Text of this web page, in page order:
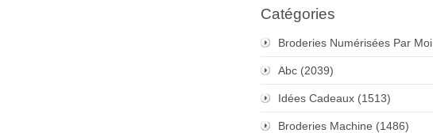
Catégories
Broderies Numérisées Par Moi
Abc (2039)
Idées Cadeaux (1513)
Broderies Machine (1486)